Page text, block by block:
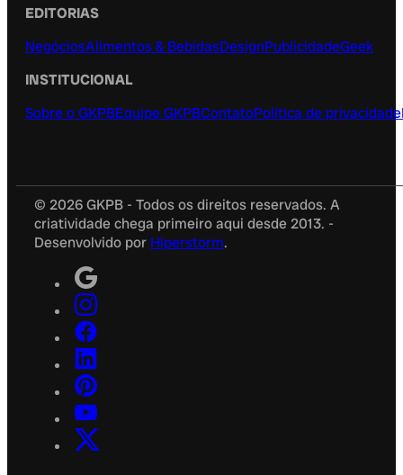
EDITORIAS
NegóciosAlimentos & BebidasDesignPublicidadeGeek
INSTITUCIONAL
Sobre o GKPBEquipe GKPBContatoPolítica de privacidade
© 2026 GKPB - Todos os direitos reservados. A
criatividade chega primeiro aqui desde 2013. -
Desenvolvido por Hiperstorm.